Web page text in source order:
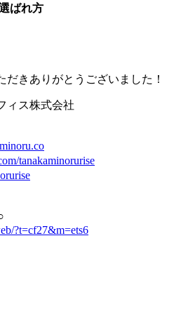
ばれ方
きありがとうございました！
ィス株式会社
tanakaminorurise
?t=cf27&m=ets6